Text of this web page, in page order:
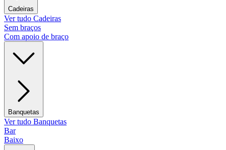
Cadeiras
Ver tudo Cadeiras
Sem braços
Com apoio de braço
Banquetas
Ver tudo Banquetas
Bar
Baixo